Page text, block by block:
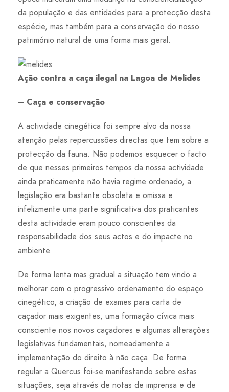
da população e das entidades para a protecção desta
espécie, mas também para a conservação do nosso
património natural de uma forma mais geral.
Ação contra a caça ilegal na Lagoa de Melides
– Caça e conservação
A actividade cinegética foi sempre alvo da nossa
atenção pelas repercussões directas que tem sobre a
protecção da fauna. Não podemos esquecer o facto
de que nesses primeiros tempos da nossa actividade
ainda praticamente não havia regime ordenado, a
legislação era bastante obsoleta e omissa e
infelizmente uma parte significativa dos praticantes
desta actividade eram pouco conscientes da
responsabilidade dos seus actos e do impacte no
ambiente.
De forma lenta mas gradual a situação tem vindo a
melhorar com o progressivo ordenamento do espaço
cinegético, a criação de exames para carta de
caçador mais exigentes, uma formação cívica mais
consciente nos novos caçadores e algumas alterações
legislativas fundamentais, nomeadamente a
implementação do direito à não caça. De forma
regular a Quercus foi-se manifestando sobre estas
situações, seja através de notas de imprensa e de